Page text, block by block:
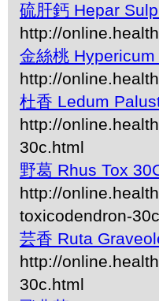
硫肝鈣 Hepar
http://
金絲桃 Hypericum
http://
杜香 Ledum
http://
30c.html
野葛 Rhus Tox
http://
toxicodendron-
芸香 Ruta
http://
30c.html